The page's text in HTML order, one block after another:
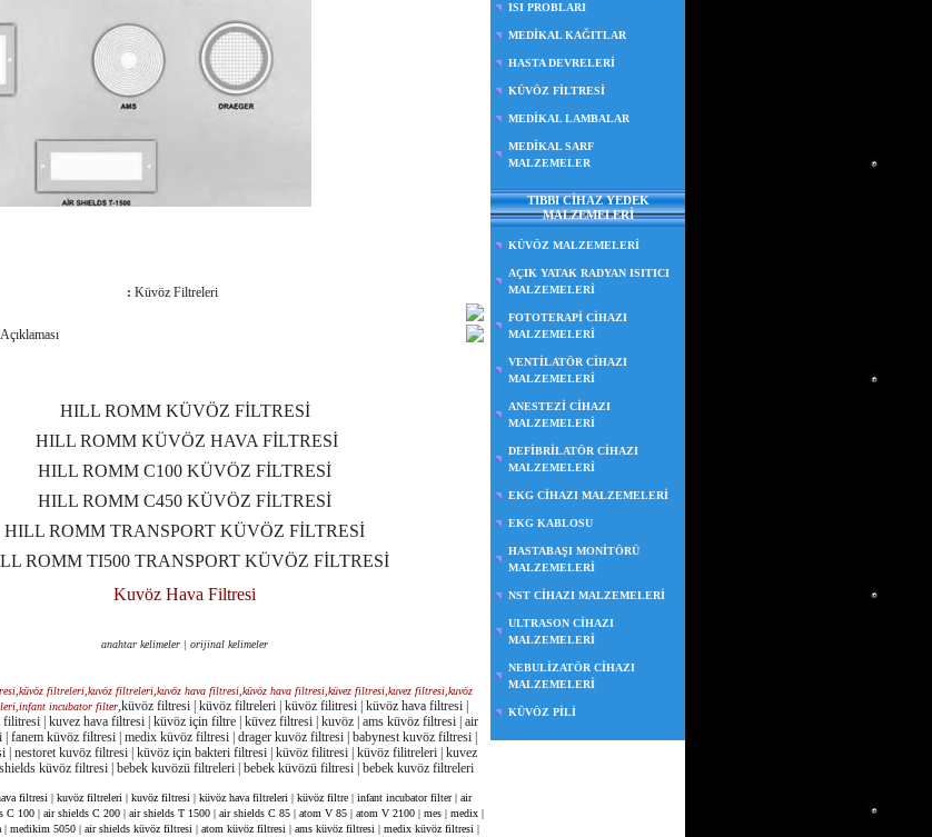
: Küvöz Filtreleri
HILL ROMM KÜVÖZ FİLTRESİ
HILL ROMM KÜVÖZ HAVA FİLTRESİ
HILL ROMM C100 KÜVÖZ FİLTRESİ
HILL ROMM C450 KÜVÖZ FİLTRESİ
HILL ROMM TRANSPORT KÜVÖZ FİLTRESİ
ROMMTI500 TRANSPORT KÜVÖZ FİLTRESİ
Kuvöz Hava Filtresi
anahtar kelimeler | orijinal kelimeler
küvöz filtreleri kuvöz filtreleri kuvöz hava filtresi küvöz hava filtresi küvez filtresi kuvez filtresi kuvöz
, infant incubator filter,küvöz filtresi | küvöz filtreleri | küvöz filitresi | küvöz hava filtresi |
| kuvez hava filtresi | küvöz için filtre | küvez filtresi | kuvöz | ams küvöz filtresi | air
fanem küvöz filtresi | medix küvöz filtresi | drager kuvöz filtresi | babynest kuvöz filtresi |
| nestoret kuvöz filtresi | küvöz için bakteri filtresi | küvöz filitresi | küvöz filitreleri | kuvez
küvöz filtresi | bebek kuvözü filtreleri | bebek küvözü filtresi | bebek kuvöz filtreleri
filtresi | kuvöz filtreleri | kuvöz filtresi | küvöz hava filtreleri | küvöz filtre | infant incubator filter| air
C 100| air shields C 200| air shields T 1500| air shields C 85 | atom V 85 | atom V 2100 | mes | medix |
| medikim 5050 | air shields küvöz filtresi | atom küvöz filtresi | ams küvöz filtresi | medix küvöz filtresi |
ISI PROBLARI
MEDİKAL KAĞITLAR
HASTA DEVRELERİ
KÜVÖZ FİLTRESİ
MEDİKAL LAMBALAR
MEDİKAL SARF
MALZEMELER
TIBBI CİHAZ YEDEK
MALZEMELERİ
KÜVÖZ MALZEMELERİ
AÇIK YATAK RADYAN ISITICI
MALZEMELERİ
FOTOTERAPİ CİHAZI
MALZEMELERİ
VENTİLATÖR CİHAZI
MALZEMELERİ
ANESTEZİ CİHAZI
MALZEMELERİ
DEFİBRİLATÖR CİHAZI
MALZEMELERİ
EKG CİHAZI MALZEMELERİ
EKG KABLOSU
HASTABAŞI MONİTÖRÜ
MALZEMELERİ
NST CİHAZI MALZEMELERİ
ULTRASON CİHAZI
MALZEMELERİ
NEBULİZATÖR CİHAZI
MALZEMELERİ
KÜVÖZ PİLİ